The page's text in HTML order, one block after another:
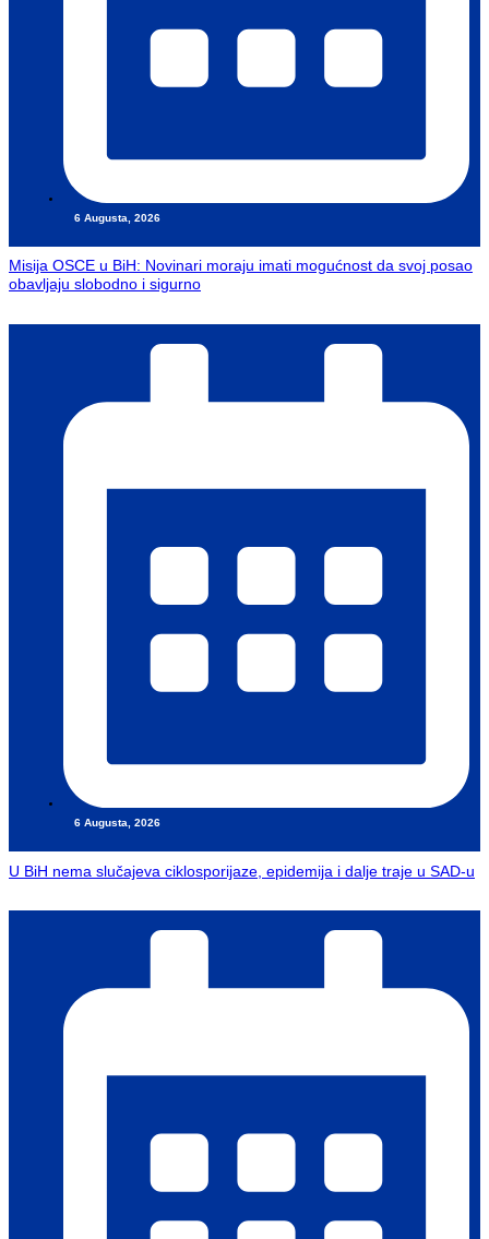
6 Augusta, 2026
Misija OSCE u BiH: Novinari moraju imati mogućnost da svoj posao
obavljaju slobodno i sigurno
6 Augusta, 2026
U BiH nema slučajeva ciklosporijaze, epidemija i dalje traje u SAD-u